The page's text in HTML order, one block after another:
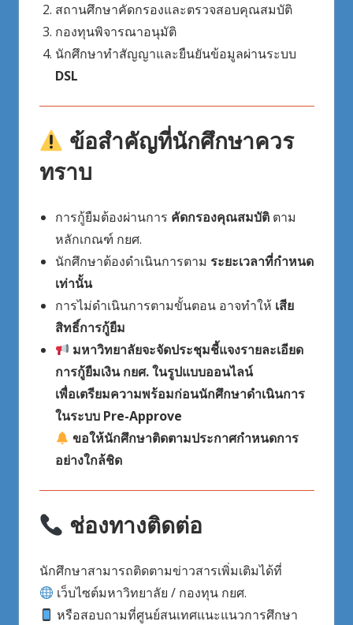
สถานศึกษาคัดกรองและตรวจสอบคุณสมบัติ
กองทุนพิจารณาอนุมัติ
นักศึกษาทำสัญญาและยืนยันข้อมูลผ่านระบบ
DSL
ข้อสำคัญที่นักศึกษาควร
ทราบ
การกู้ยืมต้องผ่านการ คัดกรองคุณสมบัติตาม
หลักเกณฑ์ กยศ.
นักศึกษาต้องดำเนินการตาม ระยะเวลาที่กำหนด
เท่านั้น
การไม่ดำเนินการตามขั้นตอน อาจทำให้ เสีย
สิทธิ์การกู้ยืม
มหาวิทยาลัยจะจัดประชุมชี้แจงรายละเอียด
การกู้ยืมเงิน กยศ. ในรูปแบบออนไลน์
เพื่อเตรียมความพร้อมก่อนนักศึกษาดำเนินการ
ในระบบ Pre-Approve
ขอให้นักศึกษาติดตามประกาศกำหนดการ
อย่างใกล้ชิด
ช่องทางติดต่อ
นักศึกษาสามารถติดตามข่าวสารเพิ่มเติมได้ที่
เว็บไซต์มหาวิทยาลัย / กองทุน กยศ.
หรือสอบถามที่ศูนย์สนเทศแนะแนวการศึกษา